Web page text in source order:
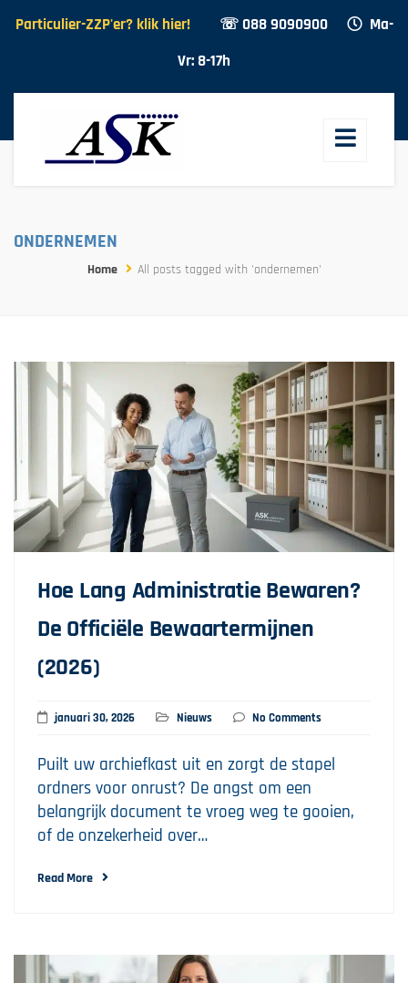
Particulier-ZZP'er? klik hier! ☏ 088 9090900
Ma-
Vr: 8-17h
ONDERNEMEN
Home All posts tagged with 'ondernemen'
Hoe Lang Administratie Bewaren?
De Officiële Bewaartermijnen
(2026)
januari 30, 2026 Nieuws No Comments
Puilt uw archiefkast uit en zorgt de stapel
ordners voor onrust? De angst om een
belangrijk document te vroeg weg te gooien,
of de onzekerheid over…
Read More